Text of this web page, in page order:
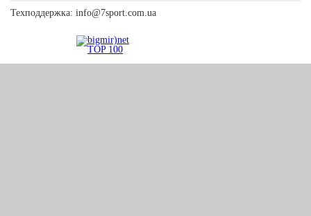
Техподдержка: info@7sport.com.ua